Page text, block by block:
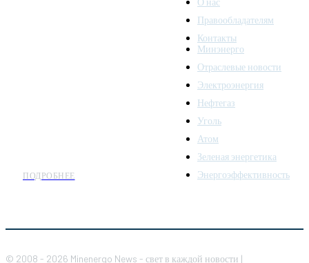
ПОДРОБНЕЕ
Правообладателям
Контакты
Минэнерго
Отраслевые новости
Электроэнергия
Нефтегаз
Уголь
Атом
Зеленая энергетика
Энергоэффективность
© 2008 - 2026 Minenergo News - свет в каждой новости |